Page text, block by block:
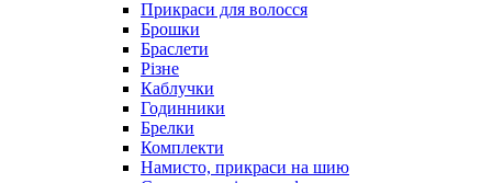
Прикраси для волосся
Брошки
Браслети
Різне
Каблучки
Годинники
Брелки
Комплекти
Намисто, прикраси на шию